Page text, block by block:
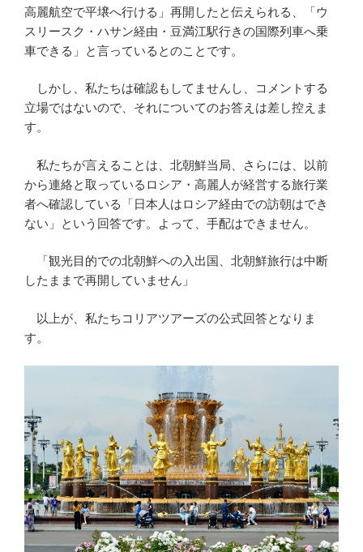
高麗航空で平壌へ行ける」再開したと伝えられる、「ウ
スリースク・ハサン経由・豆満江駅行きの国際列車へ乗
車できる」と言っているとのことです。
しかし、私たちは確認もしてませんし、コメントする
立場ではないので、それについてのお答えは差し控えま
す。
私たちが言えることは、北朝鮮当局、さらには、以前
から連絡と取っているロシア・高麗人が経営する旅行業
者へ確認している「日本人はロシア経由での訪朝はでき
ない」という回答です。よって、手配はできません。
「観光目的での北朝鮮への入出国、北朝鮮旅行は中断
したままで再開していません」
以上が、私たちコリアツアーズの公式回答となりま
す。